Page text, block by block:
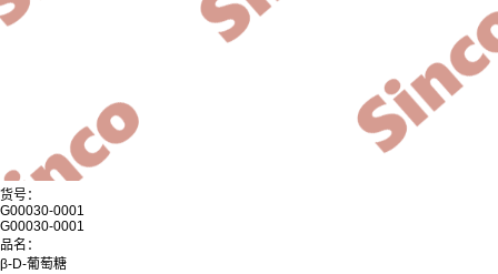
货号：
G00030-0001
G00030-0001
品名：
β-D-葡萄糖